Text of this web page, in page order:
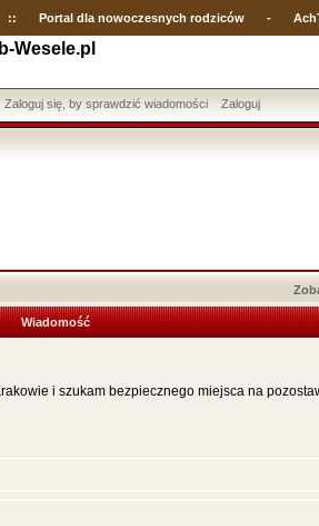
:: Portal dla nowoczesnych rodziców -
Wesele.pl
Zaloguj się, by sprawdzić wiadomości Zaloguj
Wiadomość
i szukam bezpiecznego miejsca na